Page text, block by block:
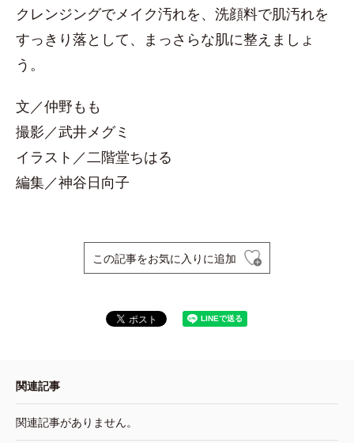
クレンジングでメイク汚れを、洗顔料で肌汚れを
すっきり落として、まっさらな肌に整えましょ
う。
文／仲野もも
撮影／武井メグミ
イラスト／二階堂ちはる
編集／神谷日向子
この記事をお気に入りに追加
関連記事
関連記事がありません。